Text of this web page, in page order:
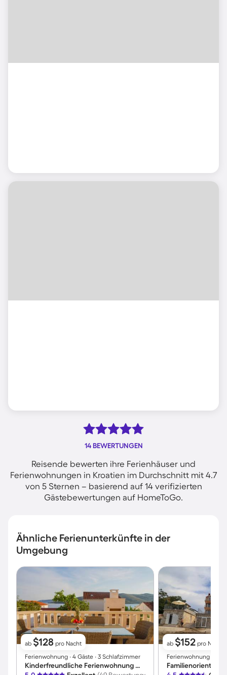
14 BEWERTUNGEN
Reisende bewerten ihre Ferienhäuser und
Ferienwohnungen in Kroatien im Durchschnitt mit 4.7
von 5 Sternen – basierend auf 14 verifizierten
Gästebewertungen auf HomeToGo.
Ähnliche Ferienunterkünfte in der
Umgebung
ab $128 pro Nacht
Ferienwohnung ∙ 4 Gäste ∙ 3 Schlafzimmer
Kinderfreundliche Ferienwohnung mit Grill und Terrasse | Panoramablick | Nah am Strand
ab $152 pro Nacht
Ferienwohnung ∙ 6